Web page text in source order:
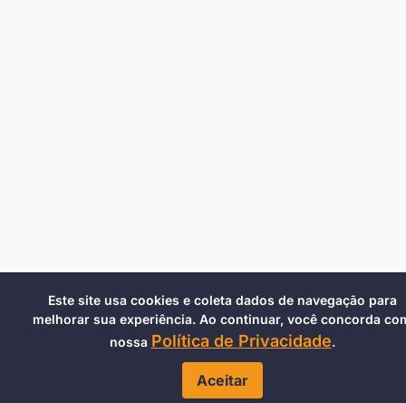
Este site usa cookies e coleta dados de navegação para
melhorar sua experiência. Ao continuar, você concorda
nossa Política de Privacidade.
Aceitar